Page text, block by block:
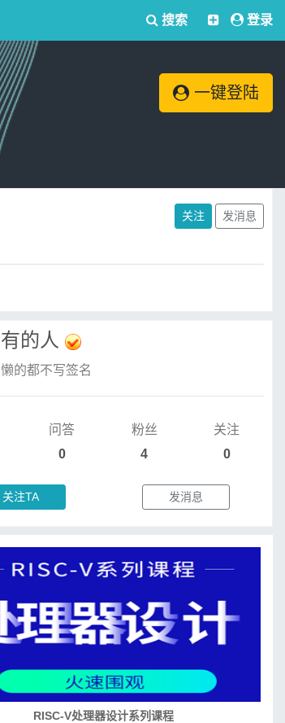
搜索 登录
一键登陆
关注 发消息
有的人
懒的都不写签名
问答
0
粉丝
4
关注
0
关注TA 发消息
培养RISC-V大学土壤 共建RISC-V教育生态